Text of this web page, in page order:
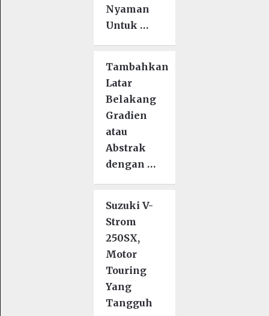
Nyaman
Untuk …
Tambahkan
Latar
Belakang
Gradien
atau
Abstrak
dengan …
Suzuki V-
Strom
250SX,
Motor
Touring
Yang
Tangguh